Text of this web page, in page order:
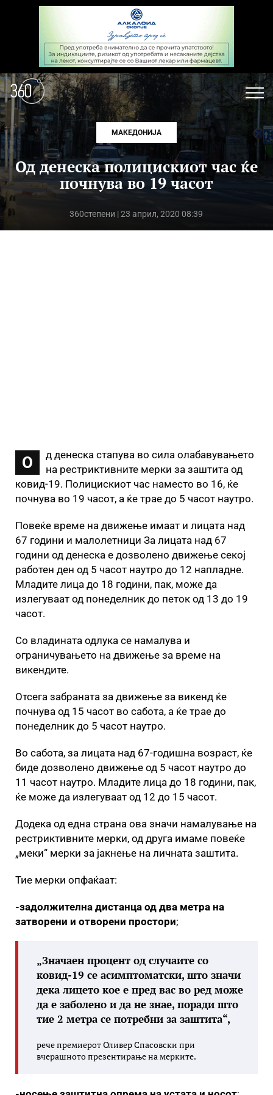
МАКЕДОНИЈА
Од денеска полицискиот час ќе
почнува во 19 часот
360степени | 23 април, 2020 08:39
О
д денеска стапува во сила олабавувањето
на рестриктивните мерки за заштита од
ковид-19. Полицискиот час наместо во 16, ќе
почнува во 19 часот, а ќе трае до 5 часот наутро.
Повеќе време на движење имаат и лицата над
67 години и малолетници За лицата над 67
години од денеска е дозволено движење секој
работен ден од 5 часот наутро до 12 напладне.
Младите лица до 18 години, пак, може да
излегуваат од понеделник до петок од 13 до 19
часот.
Со владината одлука се намалува и
ограничувањето на движење за време на
викендите.
Отсега забраната за движење за викенд ќе
почнува од 15 часот во сабота, а ќе трае до
понеделник до 5 часот наутро.
Во сабота, за лицата над 67-годишна возраст, ќе
биде дозволено движење од 5 часот наутро до
11 часот наутро. Младите лица до 18 години, пак,
ќе може да излегуваат од 12 до 15 часот.
Додека од една страна ова значи намалување на
рестриктивните мерки, од друга имаме повеќе
„меки“ мерки за јакнење на личната заштита.
Тие мерки опфаќаат:
-задолжителна дистанца од два метра на
затворени и отворени простори;
„Значаен процент од случаите со
ковид-19 се асимптоматски, што значи
дека лицето кое е пред вас во ред може
да е заболено и да не знае, поради што
тие 2 метра се потребни за заштита“,
рече премиерот Оливер Спасовски при
вчерашното презентирање на мерките.